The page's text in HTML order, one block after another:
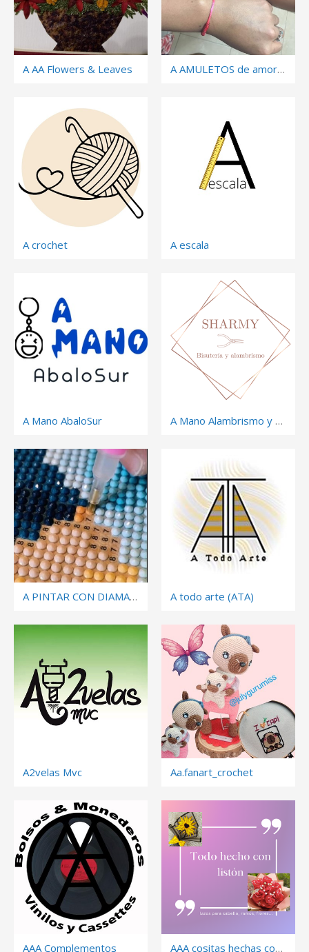
A AA Flowers & Leaves A AMULETOS de amor y mas
A crochet A escala
A Mano AbaloSur A Mano Alambrismo y Accesorios Sharmy
A PINTAR CON DIAMANTES A todo arte (ATA)
A2velas Mvc Aa.fanart_crochet
AAA Complementos AAA cositas hechas con amor